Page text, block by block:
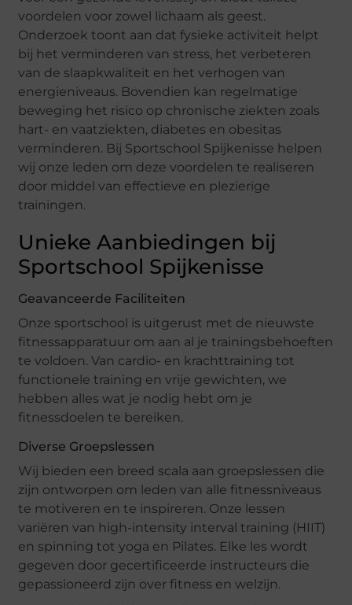
voordelen voor zowel lichaam als geest.
Onderzoek toont aan dat fysieke activiteit helpt
bij het verminderen van stress, het verbeteren
van de slaapkwaliteit en het verhogen van
energieniveaus. Bovendien kan regelmatige
beweging het risico op chronische ziekten zoals
hart- en vaatziekten, diabetes en obesitas
verminderen. Bij Sportschool Spijkenisse helpen
wij onze leden om deze voordelen te realiseren
door middel van effectieve en plezierige
trainingen.
Unieke Aanbiedingen bij
Sportschool Spijkenisse
Geavanceerde Faciliteiten
Onze sportschool is uitgerust met de nieuwste
fitnessapparatuur om aan al je trainingsbehoeften
te voldoen. Van cardio- en krachttraining tot
functionele training en vrije gewichten, we
hebben alles wat je nodig hebt om je
fitnessdoelen te bereiken.
Diverse Groepslessen
Wij bieden een breed scala aan groepslessen die
zijn ontworpen om leden van alle fitnessniveaus
te motiveren en te inspireren. Onze lessen
variëren van high-intensity interval training (HIIT)
en spinning tot yoga en Pilates. Elke les wordt
gegeven door gecertificeerde instructeurs die
gepassioneerd zijn over fitness en welzijn.